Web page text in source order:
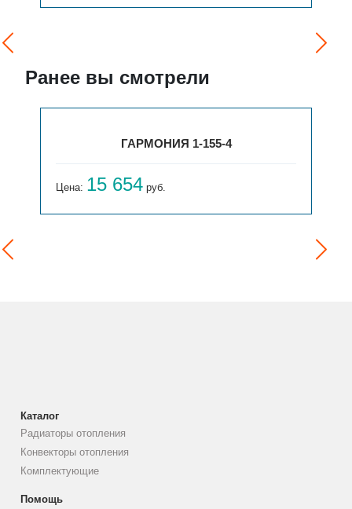
Ранее вы смотрели
ГАРМОНИЯ 1-155-4
Цена: 15 654 руб.
Каталог
Радиаторы отопления
Конвекторы отопления
Комплектующие
Помощь